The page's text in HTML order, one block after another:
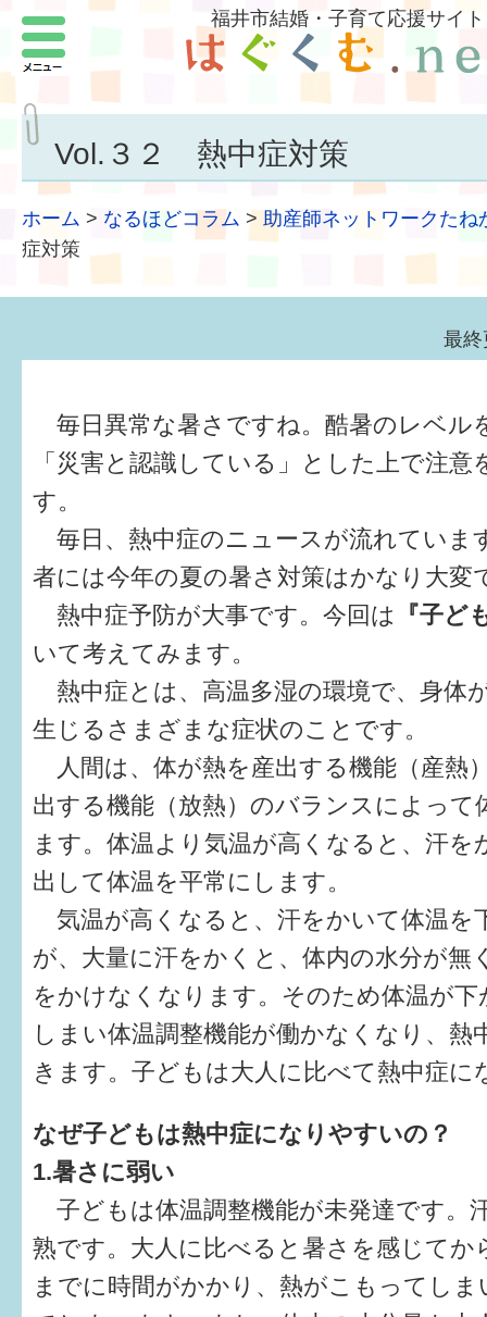
福井市結婚・子育て応援サイト
Vol.３２ 熱中症対策
ホーム > なるほどコラム > 助産師ネットワークたね
症対策
最終
毎日異常な暑さですね。酷暑のレベル
「災害と認識している」とした上で注
す。
毎日、熱中症のニュースが流れていま
者には今年の夏の暑さ対策はかなり大変
熱中症予防が大事です。今回は
『子ど
いて考えてみます。
熱中症とは、高温多湿の環境で、身体
生じるさまざまな症状のことです。
人間は、体が熱を産出する機能（産熱
出する機能（放熱）のバランスによって
ます。体温より気温が高くなると、汗を
出して体温を平常にします。
気温が高くなると、汗をかいて体温を
が、大量に汗をかくと、体内の水分が無
をかけなくなります。そのため体温が
しまい体温調整機能が働かなくなり、熱
きます。子どもは大人に比べて熱中症に
なぜ子どもは熱中症になりやすいの？
1.暑さに弱い
子どもは体温調整機能が未発達です。
熟です。大人に比べると暑さを感じてか
までに時間がかかり、熱がこもってし
メニュー
結婚したい
子どもがほしい
福井の子育て環境
子どもを育てよう
届出・手当・助成
健診・予防接種
仲間づくり・遊び場
子どもを預けたい
入園・入学
相談したい
さまざまな支援
子育てカレンダー
妊娠
出産〜3か月
3か月〜6か月
6か月〜1歳
1歳〜3歳
3歳〜就学前
就学後〜
子育てマップ
イベントレポート